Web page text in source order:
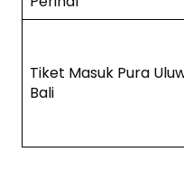
Tiket Masuk Pura
Bali